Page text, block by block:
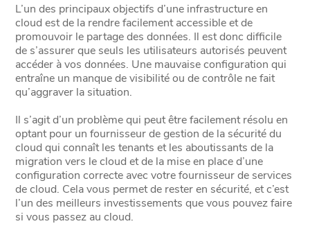
L’un des principaux objectifs d’une infrastructure en
cloud est de la rendre facilement accessible et de
promouvoir le partage des données. Il est donc difficile
de s’assurer que seuls les utilisateurs autorisés peuvent
accéder à vos données. Une mauvaise configuration qui
entraîne un manque de visibilité ou de contrôle ne fait
qu’aggraver la situation.
Il s’agit d’un problème qui peut être facilement résolu en
optant pour un fournisseur de gestion de la sécurité du
cloud qui connaît les tenants et les aboutissants de la
migration vers le cloud et de la mise en place d’une
configuration correcte avec votre fournisseur de services
de cloud. Cela vous permet de rester en sécurité, et c’est
l’un des meilleurs investissements que vous pouvez faire
si vous passez au cloud.